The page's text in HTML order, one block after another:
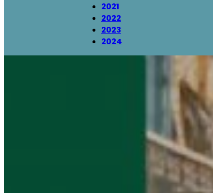
2021
2022
2023
2024